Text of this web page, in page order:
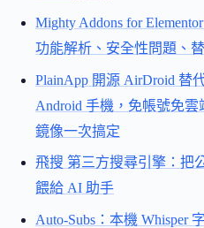
Mighty Addons for
功能解析、安全性問題、
PlainApp 開源 AirDroid 替
Android 手機，免帳號免
鏡像一次搞定
飛搜 第三方搜尋引擎：把
餵給 AI 助手
Auto-Subs：本機 Whisper